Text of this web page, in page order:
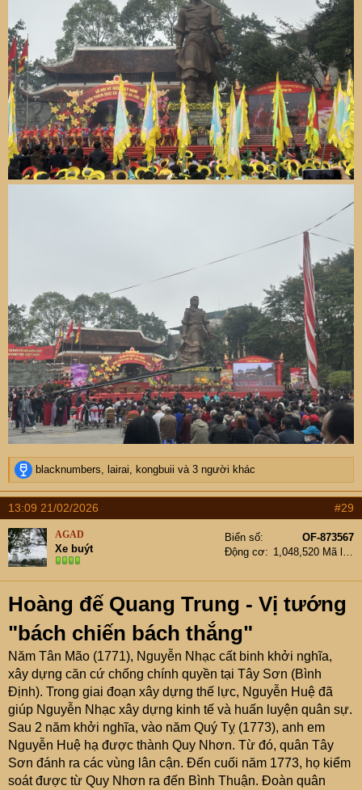
R
e
a
c
t
i
o
n
s
:
blacknumbers lairai kongbuii và 3 người khác
13:09 21/02/2026 #29
AGAD
Xe buýt
Biển số
OF-873567
Động cơ
Hoàng đế Quang Trung - Vị tướng
"bách chiến bách thắng"
Năm Tân Mão (1771), Nguyễn Nhạc cất binh khởi nghĩa,
xây dựng căn cứ chống chính quyền tại Tây Sơn (Bình
Định). Trong giai đoạn xây dựng thế lực, Nguyễn Huệ đã
giúp Nguyễn Nhạc xây dựng kinh tế và huấn luyện quân sự.
Sau 2 năm khởi nghĩa, vào năm Quý Tỵ (1773), anh em
Nguyễn Huệ hạ được thành Quy Nhơn. Từ đó, quân Tây
Sơn đánh ra các vùng lân cận. Đến cuối năm 1773, họ kiểm
soát được từ Quy Nhơn ra đến Bình Thuận. Đoàn quân